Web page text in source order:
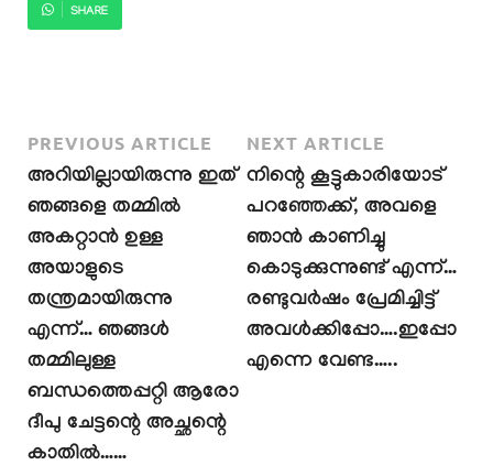
SHARE
PREVIOUS ARTICLE
അറിയില്ലായിരുന്നു ഇത്
ഞങ്ങളെ തമ്മിൽ
അകറ്റാൻ ഉള്ള
അയാളുടെ
തന്ത്രമായിരുന്നു
എന്ന്… ഞങ്ങൾ
തമ്മിലുള്ള
ബന്ധത്തെപ്പറ്റി ആരോ
ദീപു ചേട്ടന്റെ അച്ഛന്റെ
കാതിൽ……
NEXT ARTICLE
നിന്റെ കൂട്ടുകാരിയോട്
പറഞ്ഞേക്ക്, അവളെ
ഞാൻ കാണിച്ചു
കൊടുക്കുന്നുണ്ട് എന്ന്…
രണ്ടുവർഷം പ്രേമിച്ചിട്ട്
അവൾക്കിപ്പോ….ഇപ്പോ
എന്നെ വേണ്ട…..